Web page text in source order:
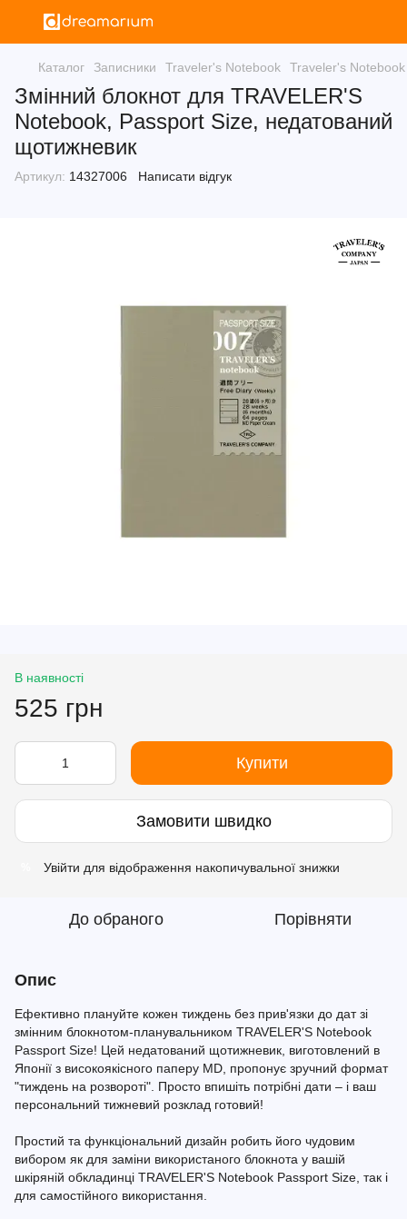
Каталог Записники Traveler's Notebook Traveler's
Змінний блокнот для TRAVELER'S
Notebook, Passport Size, недатований
щотижневик
Артикул: 14327006 Написати відгук
В наявності
525 грн
Купити
Замовити швидко
Увійти для відображення накопичувальної знижки
До обраного Порівняти
Опис
Ефективно плануйте кожен тиждень без прив'язки до дат зі
змінним блокнотом-планувальником TRAVELER'S Notebook
Passport Size! Цей недатований щотижневик, виготовлений в
Японії з високоякісного паперу MD, пропонує зручний формат
"тиждень на розвороті". Просто впишіть потрібні дати – і ваш
персональний тижневий розклад готовий!
Простий та функціональний дизайн робить його чудовим
вибором як для заміни використаного блокнота у вашій
шкіряній обкладинці TRAVELER'S Notebook Passport Size, так і
для самостійного використання.